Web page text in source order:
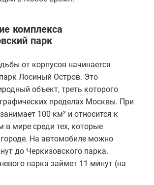
комплекса
парк
от корпусов начинается
Лосиный Остров. Это
объект, треть которого
пределах Москвы. При
100 км² и относится к
мире среди тех, которые
На автомобиле можно
до Черкизовского парка.
парка займет 11 минут (на